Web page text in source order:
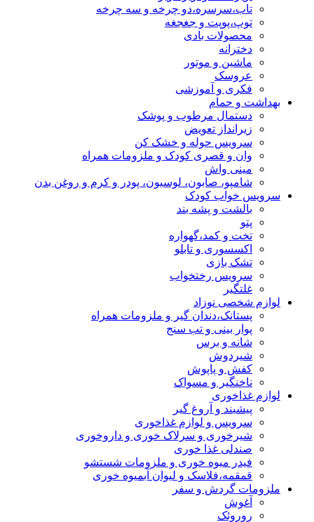
تاب،سرسره،دو چرخه و سه چرخه
توپ،پوپت و جغجغه
محصولات بادی
دخترانه
ماشین و موتور
عروسک
فکری و آموزشی
بهداشت و حمام
دستمال مرطوب و پوشک
زیرانداز تعویض
سرویس حوله و خشک کن
وان و قصری کودک و ملزومات همراه
مینی واش
شامپو، صابون، لوسیون، پودر و کرم و روغن بدن
سرویس خواب کودک
بالشت و پشه بند
پتو
تخت و کمد،گهواره
اکسسوری و تابلو
تشک بازی
سرویس رختخواب
غلتگیر
لوازم شخصی نوزاد
پستانک،دندان گیر و ملزومات همراه
پوار بینی و تب سنج
شانه و برس
شیردوش
کفش و پاپوش
ناخنگیر و مسواک
لوازم غذاخوری
پیشبند و آروغ گیر
سرویس و لوازم غذاخوری
شیرخوری و سرلاک خوری و داروخوری
صندلی غذا خوری
فیدر میوه خوری و ملزومات شستشو
قمقمه،فلاسک و لیوان آبمیوه خوری
ملزومات گردش و سفر
آغوش
روروئک